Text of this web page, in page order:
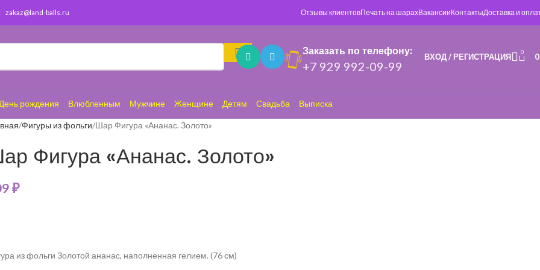
zakaz@land-balls.ru Отзывы клиентовПечать на шарахВакансииКонтактыДоставка и
Заказать по телефону:
+7 929 992-09-99
ВХОД / РЕГИСТРАЦИЯ 0
День рождения Влюбленным Мужчине Женщине Детям Свадьба Выписка
Фигуры из фольги Шар Фигура «Ананас. Золото»
Фигура «Ананас. Золото»
₽
из фольги Золотой ананас, наполненная гелием. (76 см)